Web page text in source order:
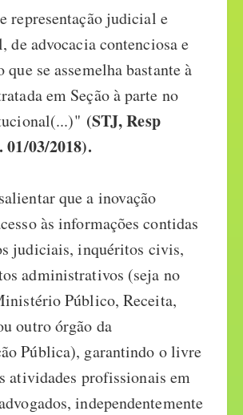
representação judicial e
de advocacia contenciosa e
se assemelha bastante à
em Seção à parte no
(STJ, Resp
01/03/2018).
que a inovação
às informações contidas
judiciais, inquéritos civis,
administrativos (seja no
Público, Receita,
outro órgão da
Pública), garantindo o livre
atividades profissionais em
independentemente